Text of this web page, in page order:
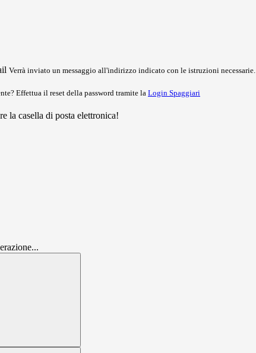
Verrà inviato un messaggio all'indirizzo indicato con le istruzioni necessarie.
Effettua il reset della password tramite la Login Spaggiari
la casella di posta elettronica!